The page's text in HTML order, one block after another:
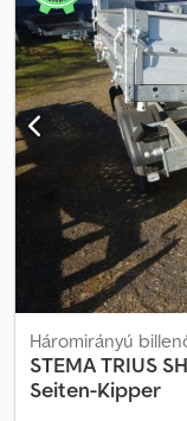
km/h, támasztókerék
felújított. Az elírás és
Cjdpfsyqdrksx Amzerf
Háromirányú
STEMATRIUS
Seiten-Kipper